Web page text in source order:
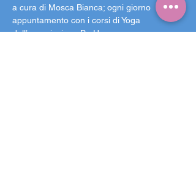
a cura di Mosca Bianca; ogni giorno
appuntamento con i corsi di Yoga
dell’associazione Be Happy.